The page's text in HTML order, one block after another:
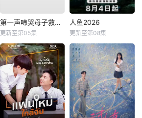
第一声啼哭母子救命急救班
更新至第05集
人鱼2026
更新至第08集